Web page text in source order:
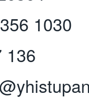
1030
136